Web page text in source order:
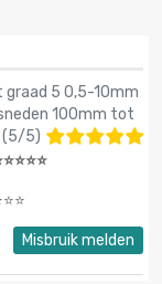
5 0,5-10mm
100mm tot
(5/5)
Misbruik melden